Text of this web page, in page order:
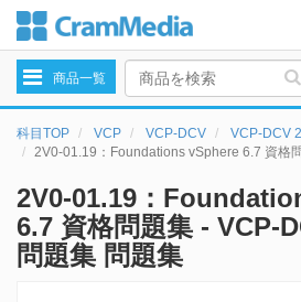
navigation
商品一覧
科目TOP VCP VCP-DCV
VCP-DCV
2V0-01.19：Foundations vSphere 6.7 資格
2V0-01.19：
6.7 資格問題集 - VCP-
問題集 問題集